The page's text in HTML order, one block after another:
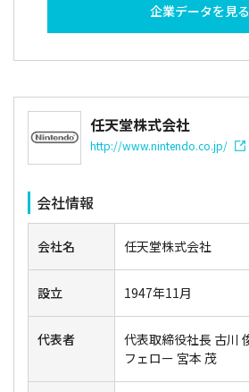
企業データを見る
任天堂株式会社
http://www.nintendo.co.jp/
会社情報
会社名 任天堂株式会社
設立 1947年11月
代表者
代表取締役社長 古川
フェロー 宮本 茂